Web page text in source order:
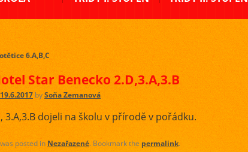
6.A,B,C
Star Benecko 2.D,3.A,3.B
19.6.2017 bySoňa Zemanová
3.A,3.B dojeli na školu v přírodě v pořádku.
posted inNezařazené. Bookmark the permalink.